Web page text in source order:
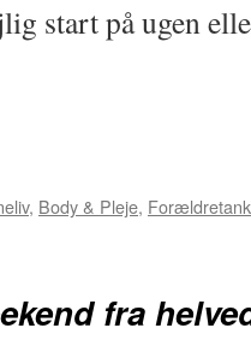
start på ugen
, Body & Pleje,
fra